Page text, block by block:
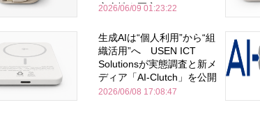
安全性を両立
2026/06/09 01:23:22
生成AIは“個人利用”から“組
織活用”へ USEN ICT
Solutionsが実態調査と新メ
ディア「AI-Clutch」を公開
2026/06/08 17:08:47